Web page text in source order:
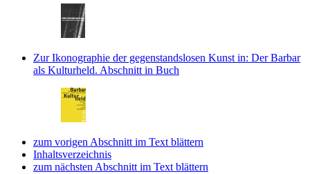
Zur Ikonographie der gegenstandslosen Kunst in: Der Barbar
als Kulturheld. Abschnitt in Buch
zum vorigen Abschnitt im Text blättern
Inhaltsverzeichnis
zum nächsten Abschnitt im Text blättern